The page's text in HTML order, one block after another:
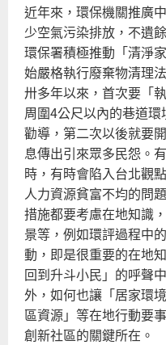
近年來，環保機關推廣
少空氣污染排放，不遺
環保署積極推動「清淨
始嚴格執行廢棄物清理
卅多年以來，首次要「
周圍4公尺以內的巷道
勸導，第二次以後就要
息傳出引來眾多民怨。
時，有時會陷入台北觀
人力資源貧富不均的問
措施都要考慮在地知識
景等，例如環評過程中
動，即是很重要的在地
回到升斗小民」的呼聲
外，如何也讓「居家環
區資源」等在地行動要
創新社區的關鍵所在。